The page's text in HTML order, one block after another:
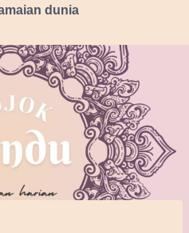
dunia